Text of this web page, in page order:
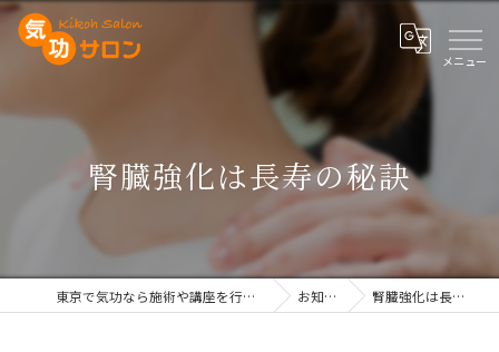
腎臓強化は長寿の秘訣
東京で気功なら施術や講座を行う気功サロン お知らせ 腎臓強化は長寿の秘訣